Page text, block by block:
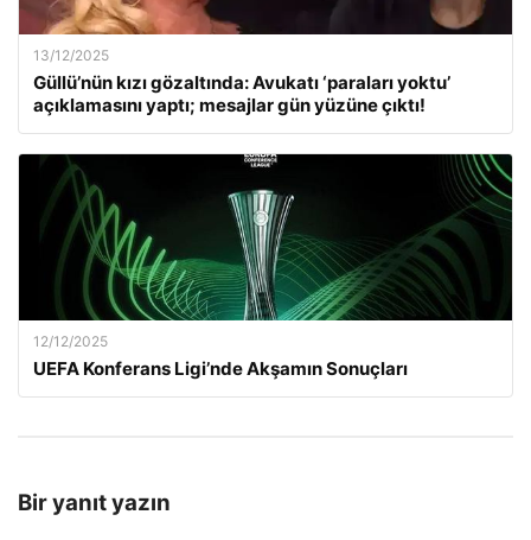
13/12/2025
Güllü’nün kızı gözaltında: Avukatı ‘paraları yoktu’
açıklamasını yaptı; mesajlar gün yüzüne çıktı!
12/12/2025
UEFA Konferans Ligi’nde Akşamın Sonuçları
Bir yanıt yazın